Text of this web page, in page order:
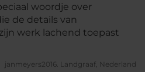
woordje over
de details van
werk lachend toepast
janmeyers2016. Landgraaf, Nederland